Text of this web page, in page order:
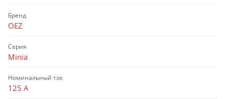
Бренд
OEZ
Серия
Minia
Номинальный ток
125 А